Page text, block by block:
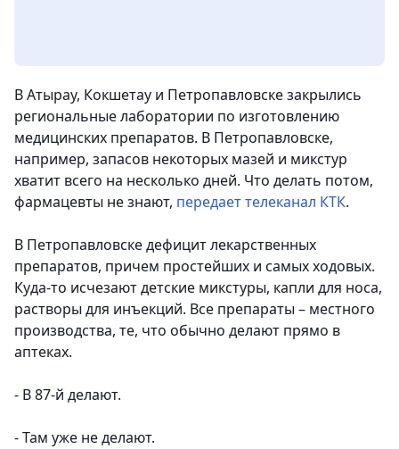
В Атырау, Кокшетау и Петропавловске закрылись
региональные лаборатории по изготовлению
медицинских препаратов. В Петропавловске,
например, запасов некоторых мазей и микстур
хватит всего на несколько дней. Что делать потом,
фармацевты не знают, передает телеканал КТК.
В Петропавловске дефицит лекарственных
препаратов, причем простейших и самых ходовых.
Куда-то исчезают детские микстуры, капли для носа,
растворы для инъекций. Все препараты – местного
производства, те, что обычно делают прямо в
аптеках.
- В 87-й делают.
- Там уже не делают.